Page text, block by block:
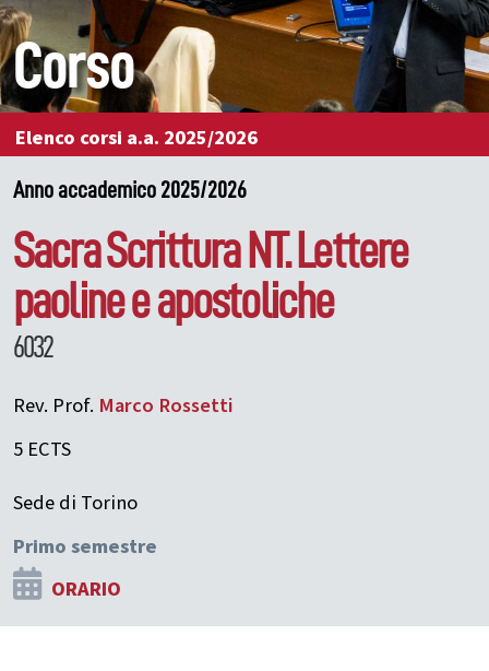
Corso
Elenco corsi a.a. 2025/2026
Anno accademico 2025/2026
Sacra Scrittura NT. Lettere
paoline e apostoliche
6032
Rev. Prof. Marco Rossetti
5 ECTS
Sede di Torino
Primo semestre
ORARIO